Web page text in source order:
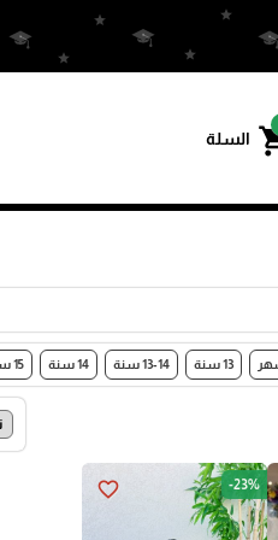
السلة
13 سنة 13-14 سنة 14 سنة 15 سنة
favorite_border -23%